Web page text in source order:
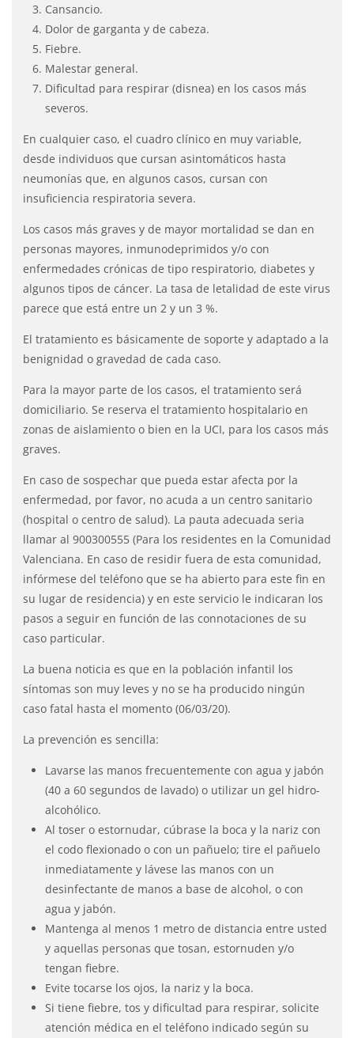
Cansancio.
Dolor de garganta y de cabeza.
Fiebre.
Malestar general.
Dificultad para respirar (disnea) en los casos más
severos.
En cualquier caso, el cuadro clínico en muy variable,
desde individuos que cursan asintomáticos hasta
neumonías que, en algunos casos, cursan con
insuficiencia respiratoria severa.
Los casos más graves y de mayor mortalidad se dan en
personas mayores, inmunodeprimidos y/o con
enfermedades crónicas de tipo respiratorio, diabetes y
algunos tipos de cáncer. La tasa de letalidad de este virus
parece que está entre un 2 y un 3 %.
El tratamiento es básicamente de soporte y adaptado a la
benignidad o gravedad de cada caso.
Para la mayor parte de los casos, el tratamiento será
domiciliario. Se reserva el tratamiento hospitalario en
zonas de aislamiento o bien en la UCI, para los casos más
graves.
En caso de sospechar que pueda estar afecta por la
enfermedad, por favor, no acuda a un centro sanitario
(hospital o centro de salud). La pauta adecuada seria
llamar al 900300555 (Para los residentes en la Comunidad
Valenciana. En caso de residir fuera de esta comunidad,
infórmese del teléfono que se ha abierto para este fin en
su lugar de residencia) y en este servicio le indicaran los
pasos a seguir en función de las connotaciones de su
caso particular.
La buena noticia es que en la población infantil los
síntomas son muy leves y no se ha producido ningún
caso fatal hasta el momento (06/03/20).
La prevención es sencilla:
Lavarse las manos frecuentemente con agua y jabón
(40 a 60 segundos de lavado) o utilizar un gel hidro-
alcohólico.
Al toser o estornudar, cúbrase la boca y la nariz con
el codo flexionado o con un pañuelo; tire el pañuelo
inmediatamente y lávese las manos con un
desinfectante de manos a base de alcohol, o con
agua y jabón.
Mantenga al menos 1 metro de distancia entre usted
y aquellas personas que tosan, estornuden y/o
tengan fiebre.
Evite tocarse los ojos, la nariz y la boca.
Si tiene fiebre, tos y dificultad para respirar, solicite
atención médica en el teléfono indicado según su